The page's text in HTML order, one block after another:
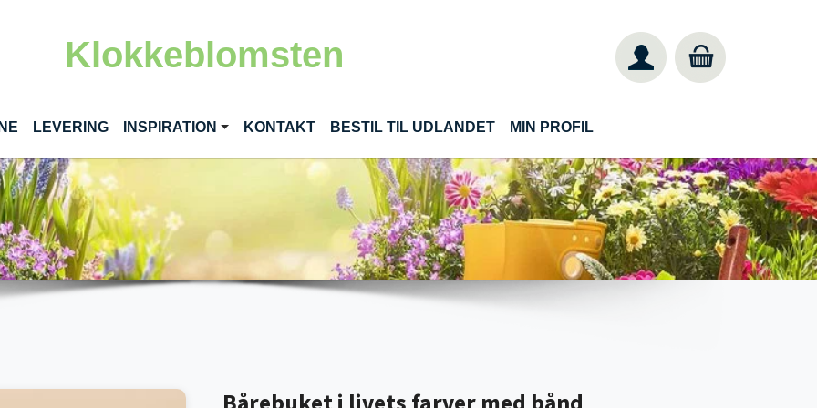
Klokkeblomsten
(CURRENT)
LEVERING INSPIRATION KONTAKT BESTIL TIL UDLANDET MIN PROFIL